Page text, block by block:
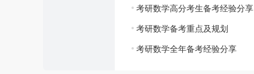
考研数学高分考生备考经验分享
考研数学备考重点及规划
考研数学全年备考经验分享